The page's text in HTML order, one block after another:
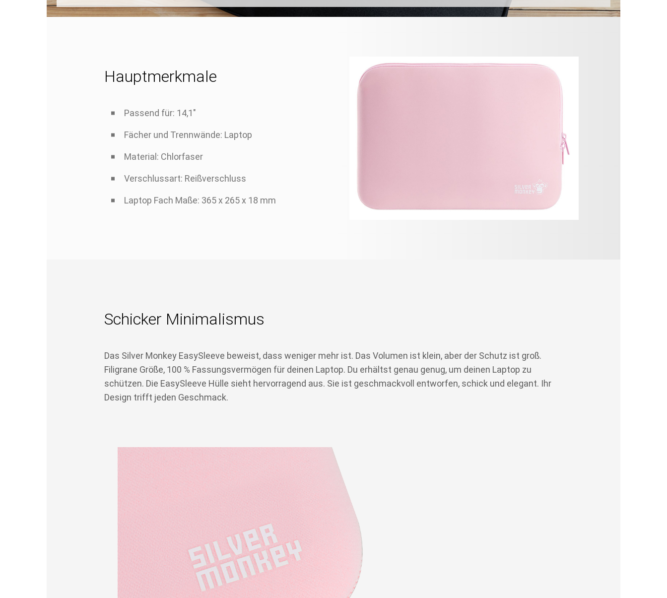
Hauptmerkmale
Passend für: 14,1"
Fächer und Trennwände: Laptop
Material: Chlorfaser
Verschlussart: Reißverschluss
Laptop Fach Maße: 365 x 265 x 18 mm
Schicker Minimalismus
Das Silver Monkey EasySleeve beweist, dass weniger mehr ist. Das Volumen ist klein, aber der Schutz ist groß.
Filigrane Größe, 100 % Fassungsvermögen für deinen Laptop. Du erhältst genau genug, um deinen Laptop zu
schützen. Die EasySleeve Hülle sieht hervorragend aus. Sie ist geschmackvoll entworfen, schick und elegant. Ihr
Design trifft jeden Geschmack.